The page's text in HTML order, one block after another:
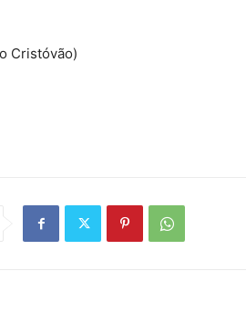
Cristóvão)